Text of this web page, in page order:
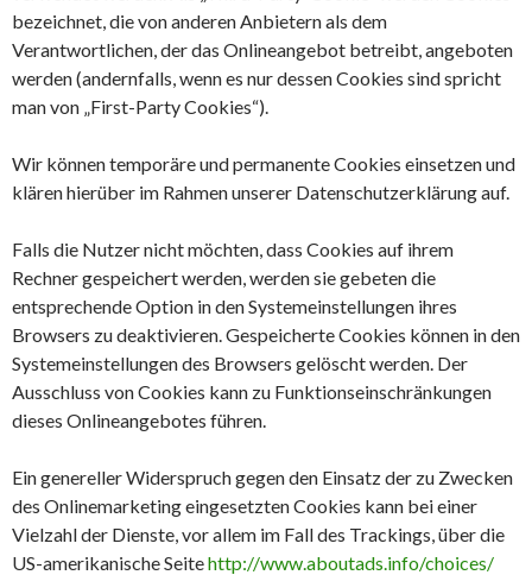
bezeichnet, die von anderen Anbietern als dem
Verantwortlichen, der das Onlineangebot betreibt, angeboten
werden (andernfalls, wenn es nur dessen Cookies sind spricht
man von „First-Party Cookies“).
Wir können temporäre und permanente Cookies einsetzen und
klären hierüber im Rahmen unserer Datenschutzerklärung auf.
Falls die Nutzer nicht möchten, dass Cookies auf ihrem
Rechner gespeichert werden, werden sie gebeten die
entsprechende Option in den Systemeinstellungen ihres
Browsers zu deaktivieren. Gespeicherte Cookies können in den
Systemeinstellungen des Browsers gelöscht werden. Der
Ausschluss von Cookies kann zu Funktionseinschränkungen
dieses Onlineangebotes führen.
Ein genereller Widerspruch gegen den Einsatz der zu Zwecken
des Onlinemarketing eingesetzten Cookies kann bei einer
Vielzahl der Dienste, vor allem im Fall des Trackings, über die
US-amerikanische Seitehttp://www.aboutads.info/choices/